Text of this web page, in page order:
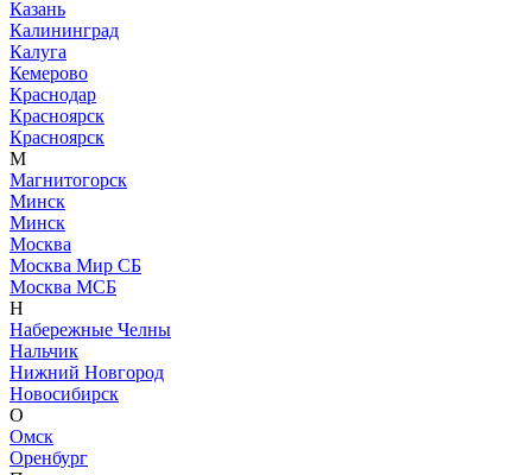
Казань
Калининград
Калуга
Кемерово
Краснодар
Красноярск
Красноярск
М
Магнитогорск
Минск
Минск
Москва
Москва Мир СБ
Москва МСБ
Н
Набережные Челны
Нальчик
Нижний Новгород
Новосибирск
О
Омск
Оренбург